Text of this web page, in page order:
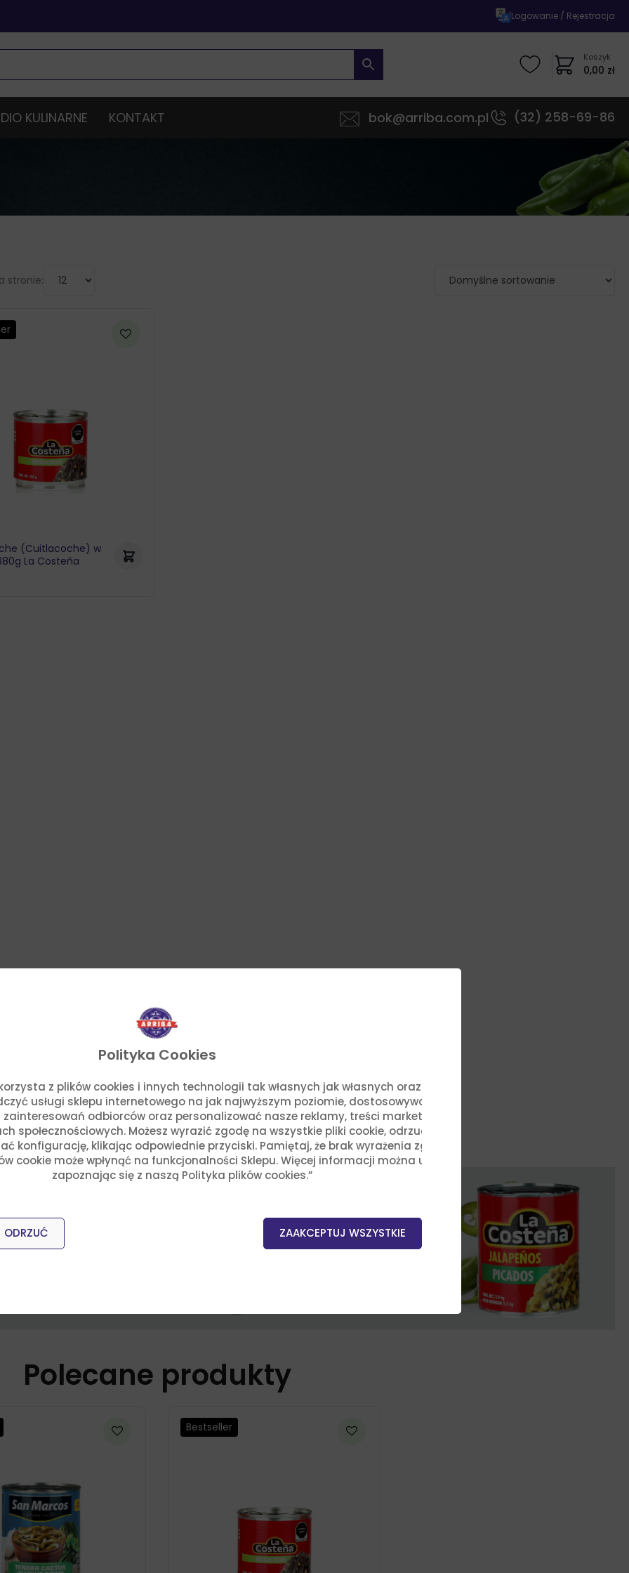
Polityka Cookies
z plików cookies i innych technologii tak własnych jak własnych oraz stron
usługi sklepu internetowego na jak najwyższym poziomie, dostosowywać treści
odbiorców oraz personalizować nasze reklamy, treści marketingowe i
społecznościowych. Możesz wyrazić zgodę na wszystkie pliki cookie, odrzucić je lub
konfigurację, klikając odpowiednie przyciski. Pamiętaj, że brak wyrażenia zgody na
cookie może wpłynąć na funkcjonalności Sklepu. Więcej informacji można uzyskać,
zapoznając się z naszą Polityka plików cookies.”
ZAAKCEPTUJ WSZYSTKIE
ODRZUĆ
|Logowanie / Rejestracja
Koszyk
0,00 zł
KULINARNE KONTAKT bok@arriba.com.pl (32) 258-69-86
stronie:
(Cuitlacoche) w
La Costeña
Polecane produkty
Bestseller